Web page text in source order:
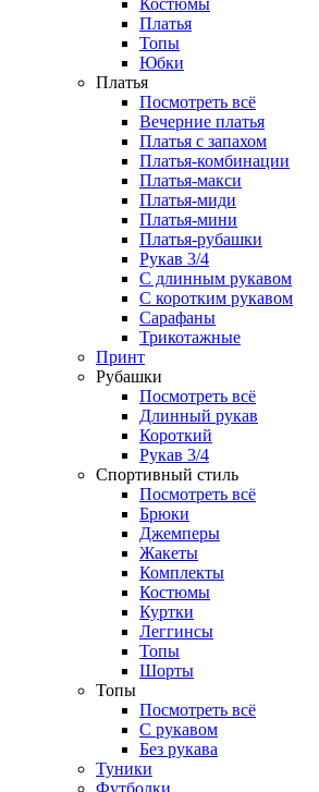
Платья
Топы
Юбки
Платья
Посмотреть всё
Вечерние платья
Платья с запахом
Платья-комбинации
Платья-макси
Платья-миди
Платья-мини
Платья-рубашки
Рукав 3/4
С длинным рукавом
С коротким рукавом
Сарафаны
Трикотажные
Принт
Рубашки
Посмотреть всё
Длинный рукав
Короткий
Рукав 3/4
Спортивный стиль
Посмотреть всё
Брюки
Джемперы
Жакеты
Комплекты
Костюмы
Куртки
Леггинсы
Топы
Шорты
Топы
Посмотреть всё
C рукавом
Без рукава
Туники
Футболки